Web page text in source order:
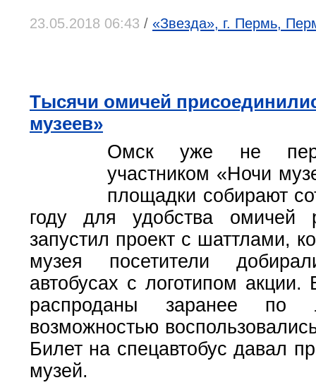
23.05.2018 06:43 / «Звезда», г. Пермь,
Тысячи омичей
музеев»
Омск уже не
участником «Ночи
площадки собирают
году для удобства омичей
запустил проект с шаттлами,
музея посетители
автобусах с логотипом
распроданы заранее по
возможностью
Билет на спецавтобус давал
музей.